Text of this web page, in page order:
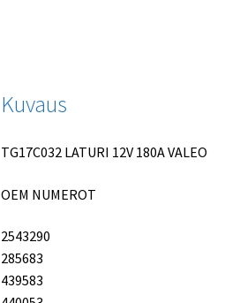
Kuvaus
TG17C032 LATURI 12V 180A VALEO
OEM NUMEROT
2543290
285683
439583